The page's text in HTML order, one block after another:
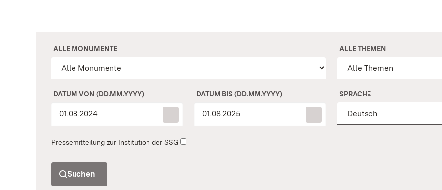
ALLE MONUMENTE ALLE THEMEN
DATUM VON (DD.MM.YYYY) DATUM BIS (DD.MM.YYYY) SPRACHE
Pressemitteilung zur Institution der SSG
Suchen